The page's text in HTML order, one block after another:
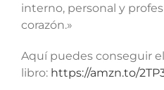
interno, personal y
corazón.»
Aquí puedes conseguir el
libro: https://amzn.to/